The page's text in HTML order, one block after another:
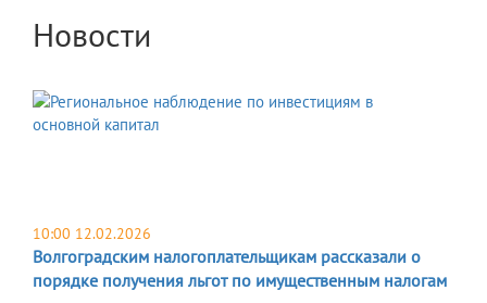
Новости
10:00 12.02.2026
Волгоградским налогоплательщикам рассказали о
порядке получения льгот по имущественным налогам